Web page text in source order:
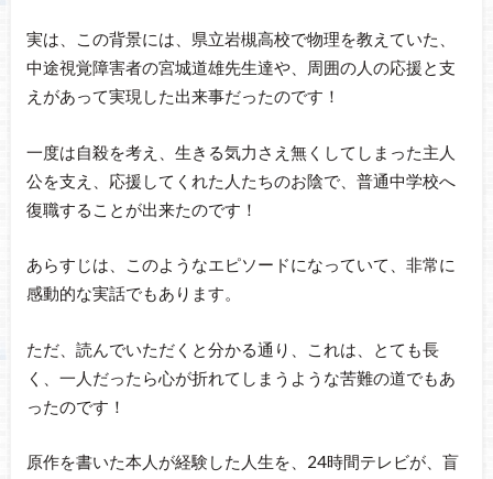
実は、この背景には、県立岩槻高校で物理を教えていた、
中途視覚障害者の宮城道雄先生達や、周囲の人の応援と支
えがあって実現した出来事だったのです！
一度は自殺を考え、生きる気力さえ無くしてしまった主人
公を支え、応援してくれた人たちのお陰で、普通中学校へ
復職することが出来たのです！
あらすじは、このようなエピソードになっていて、非常に
感動的な実話でもあります。
ただ、読んでいただくと分かる通り、これは、とても長
く、一人だったら心が折れてしまうような苦難の道でもあ
ったのです！
原作を書いた本人が経験した人生を、24時間テレビが、盲